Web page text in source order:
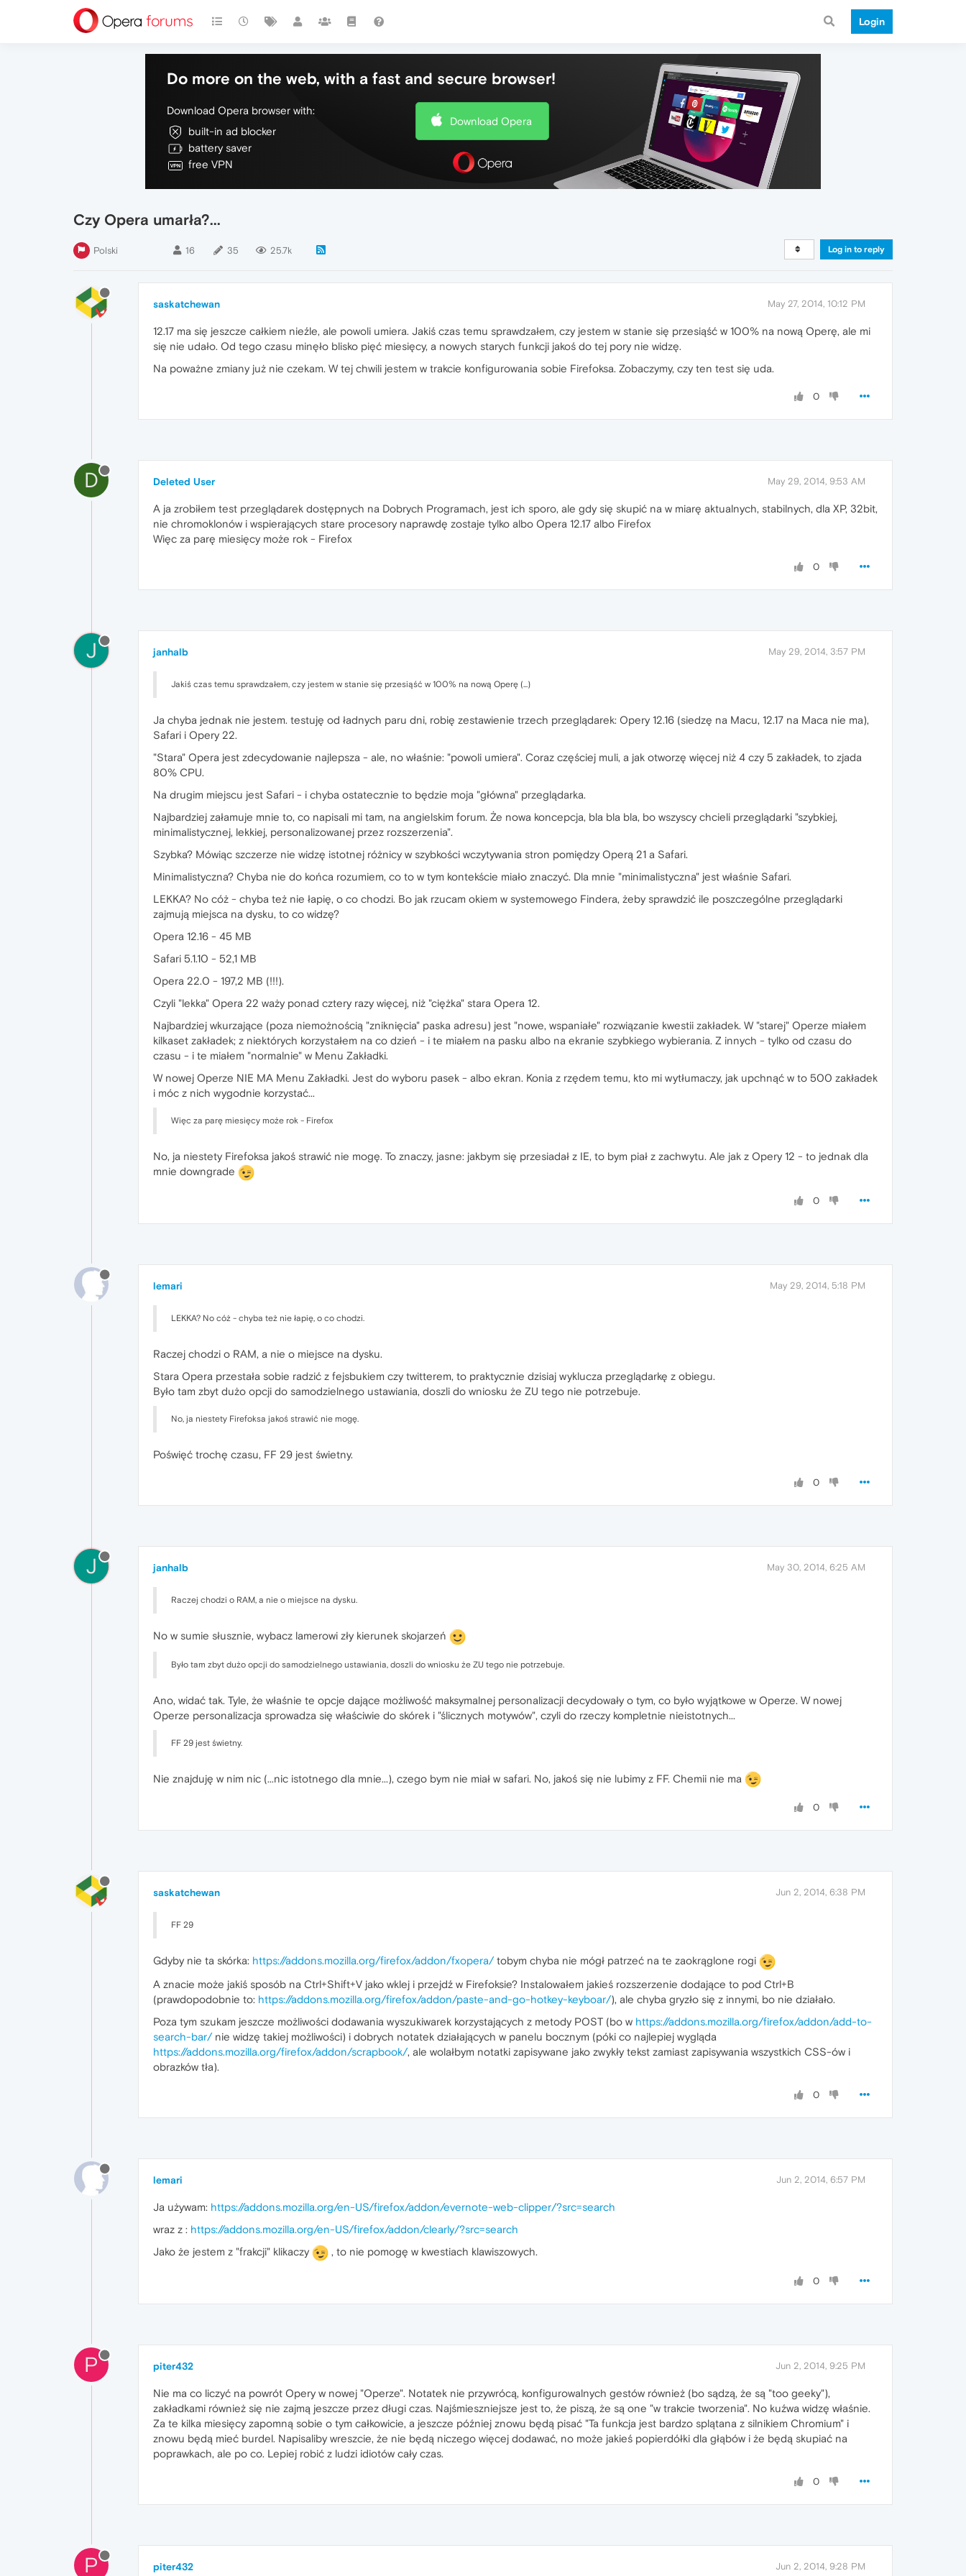
Login
Do more on the web, with a fast and secure browser!
Download Opera browser with:
built-in ad blocker
battery saver
free VPN
Download Opera
Czy Opera umarła?...
Polski 16 35 25.7k Log in to reply
saskatchewan May 27, 2014, 10:12 PM
12.17 ma się jeszcze całkiem nieźle, ale powoli umiera. Jakiś czas temu sprawdzałem, czy jestem w stanie się przesiąść w 100% na nową Operę, ale mi
się nie udało. Od tego czasu minęło blisko pięć miesięcy, a nowych starych funkcji jakoś do tej pory nie widzę.
Na poważne zmiany już nie czekam. W tej chwili jestem w trakcie konfigurowania sobie Firefoksa. Zobaczymy, czy ten test się uda.
0
D Deleted User May 29, 2014, 9:53 AM
A ja zrobiłem test przeglądarek dostępnych na Dobrych Programach, jest ich sporo, ale gdy się skupić na w miarę aktualnych, stabilnych, dla XP, 32bit,
nie chromoklonów i wspierających stare procesory naprawdę zostaje tylko albo Opera 12.17 albo Firefox
Więc za parę miesięcy może rok - Firefox
0
J janhalb May 29, 2014, 3:57 PM
Jakiś czas temu sprawdzałem, czy jestem w stanie się przesiąść w 100% na nową Operę (...)
Ja chyba jednak nie jestem. testuję od ładnych paru dni, robię zestawienie trzech przeglądarek: Opery 12.16 (siedzę na Macu, 12.17 na Maca nie ma),
Safari i Opery 22.
"Stara" Opera jest zdecydowanie najlepsza - ale, no właśnie: "powoli umiera". Coraz częściej muli, a jak otworzę więcej niż 4 czy 5 zakładek, to zjada
80% CPU.
Na drugim miejscu jest Safari - i chyba ostatecznie to będzie moja "główna" przeglądarka.
Najbardziej załamuje mnie to, co napisali mi tam, na angielskim forum. Że nowa koncepcja, bla bla bla, bo wszyscy chcieli przeglądarki "szybkiej,
minimalistycznej, lekkiej, personalizowanej przez rozszerzenia".
Szybka? Mówiąc szczerze nie widzę istotnej różnicy w szybkości wczytywania stron pomiędzy Operą 21 a Safari.
Minimalistyczna? Chyba nie do końca rozumiem, co to w tym kontekście miało znaczyć. Dla mnie "minimalistyczna" jest właśnie Safari.
LEKKA? No cóż - chyba też nie łapię, o co chodzi. Bo jak rzucam okiem w systemowego Findera, żeby sprawdzić ile poszczególne przeglądarki
zajmują miejsca na dysku, to co widzę?
Opera 12.16 - 45 MB
Safari 5.1.10 - 52,1 MB
Opera 22.0 - 197,2 MB (!!!).
Czyli "lekka" Opera 22 waży ponad cztery razy więcej, niż "ciężka" stara Opera 12.
Najbardziej wkurzające (poza niemożnością "zniknięcia" paska adresu) jest "nowe, wspaniałe" rozwiązanie kwestii zakładek. W "starej" Operze miałem
kilkaset zakładek; z niektórych korzystałem na co dzień - i te miałem na pasku albo na ekranie szybkiego wybierania. Z innych - tylko od czasu do
czasu - i te miałem "normalnie" w Menu Zakładki.
W nowej Operze NIE MA Menu Zakładki. Jest do wyboru pasek - albo ekran. Konia z rzędem temu, kto mi wytłumaczy, jak upchnąć w to 500 zakładek
i móc z nich wygodnie korzystać...
Więc za parę miesięcy może rok - Firefox
No, ja niestety Firefoksa jakoś strawić nie mogę. To znaczy, jasne: jakbym się przesiadał z IE, to bym piał z zachwytu. Ale jak z Opery 12 - to jednak dla
mnie downgrade
0
lemari May 29, 2014, 5:18 PM
LEKKA? No cóż - chyba też nie łapię, o co chodzi.
Raczej chodzi o RAM, a nie o miejsce na dysku.
Stara Opera przestała sobie radzić z fejsbukiem czy twitterem, to praktycznie dzisiaj wyklucza przeglądarkę z obiegu.
Było tam zbyt dużo opcji do samodzielnego ustawiania, doszli do wniosku że ZU tego nie potrzebuje.
No, ja niestety Firefoksa jakoś strawić nie mogę.
Poświęć trochę czasu, FF 29 jest świetny.
0
J janhalb May 30, 2014, 6:25 AM
Raczej chodzi o RAM, a nie o miejsce na dysku.
No w sumie słusznie, wybacz lamerowi zły kierunek skojarzeń
Było tam zbyt dużo opcji do samodzielnego ustawiania, doszli do wniosku że ZU tego nie potrzebuje.
Ano, widać tak. Tyle, że właśnie te opcje dające możliwość maksymalnej personalizacji decydowały o tym, co było wyjątkowe w Operze. W nowej
Operze personalizacja sprowadza się właściwie do skórek i "ślicznych motywów", czyli do rzeczy kompletnie nieistotnych...
FF 29 jest świetny.
Nie znajduję w nim nic (...nic istotnego dla mnie...), czego bym nie miał w safari. No, jakoś się nie lubimy z FF. Chemii nie ma
0
saskatchewan Jun 2, 2014, 6:38 PM
FF 29
Gdyby nie ta skórka: https://addons.mozilla.org/firefox/addon/fxopera/tobym chyba nie mógł patrzeć na te zaokrąglone rogi
A znacie może jakiś sposób na Ctrl+Shift+V jako wklej i przejdź w Firefoksie? Instalowałem jakieś rozszerzenie dodające to pod Ctrl+B
(prawdopodobnie to: https://addons.mozilla.org/firefox/addon/paste-and-go-hotkey-keyboar/), ale chyba gryzło się z innymi, bo nie działało.
Poza tym szukam jeszcze możliwości dodawania wyszukiwarek korzystających z metody POST (bo w https://addons.mozilla.org/firefox/addon/add-to-
search-bar/nie widzę takiej możliwości) i dobrych notatek działających w panelu bocznym (póki co najlepiej wygląda
https://addons.mozilla.org/firefox/addon/scrapbook/, ale wolałbym notatki zapisywane jako zwykły tekst zamiast zapisywania wszystkich CSS-ów i
obrazków tła).
0
lemari Jun 2, 2014, 6:57 PM
Ja używam: https://addons.mozilla.org/en-US/firefox/addon/evernote-web-clipper/?src=search
wraz z : https://addons.mozilla.org/en-US/firefox/addon/clearly/?src=search
Jako że jestem z "frakcji" klikaczy
, to nie pomogę w kwestiach klawiszowych.
0
P piter432 Jun 2, 2014, 9:25 PM
Nie ma co liczyć na powrót Opery w nowej "Operze". Notatek nie przywrócą, konfigurowalnych gestów również (bo sądzą, że są "too geeky"),
zakładkami również się nie zajmą jeszcze przez długi czas. Najśmieszniejsze jest to, że piszą, że są one "w trakcie tworzenia". No kuźwa widzę właśnie.
Za te kilka miesięcy zapomną sobie o tym całkowicie, a jeszcze później znowu będą pisać "Ta funkcja jest bardzo splątana z silnikiem Chromium" i
znowu będą mieć burdel. Napisaliby wreszcie, że nie będą niczego więcej dodawać, no może jakieś popierdółki dla głąbów i że będą skupiać na
poprawkach, ale po co. Lepiej robić z ludzi idiotów cały czas.
0
P piter432 Jun 2, 2014, 9:28 PM